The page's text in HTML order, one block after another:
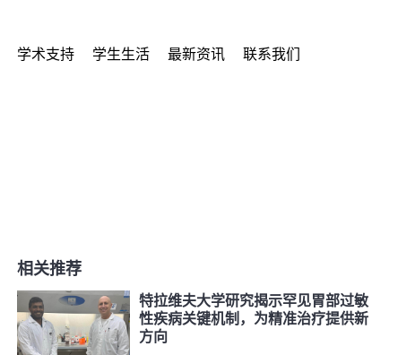
学术支持 学生生活 最新资讯 联系我们
相关推荐
特拉维夫大学研究揭示罕见胃部过敏
性疾病关键机制，为精准治疗提供新
方向